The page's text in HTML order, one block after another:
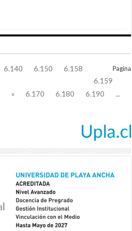
Pagina
6.140 6.150
6.158
6.159
» 6.170 6.180 6.190